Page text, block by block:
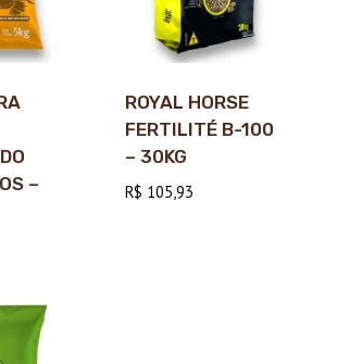
–
ROYAL HORSE
FERTILITÉ B-100
– 30KG
R$ 105,93